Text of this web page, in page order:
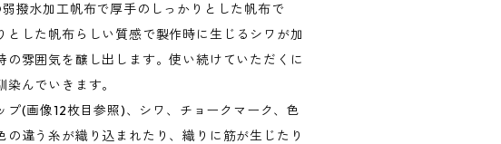
撥水加工帆布で厚手のしっかりとした帆布で
とした帆布らしい質感で製作時に生じるシワが加
の雰囲気を醸し出します。使い続けていただくに
染んでいきます。
プ(画像12枚目参照)、シワ、チョークマーク、色
の違う糸が織り込まれたり、織りに筋が生じたり